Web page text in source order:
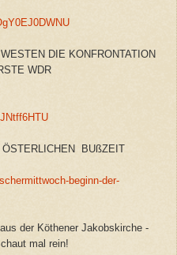
DIE KONFRONTATION
WDR
ÖSTERLICHEN BUßZEIT
beginn-der-
der Köthener Jakobskirche -
mal rein!